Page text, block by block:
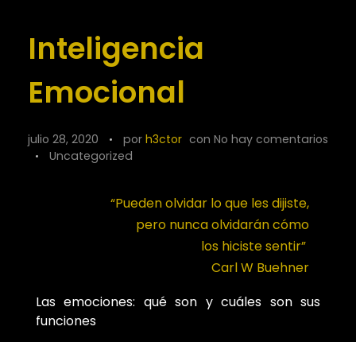
Inteligencia
Emocional
julio 28, 2020 por h3ctor con No hay comentarios
Uncategorized
“Pueden olvidar lo que les dijiste,
pero nunca olvidarán cómo
los hiciste sentir”
Carl W Buehner
Las emociones: qué son y cuáles son sus
funciones